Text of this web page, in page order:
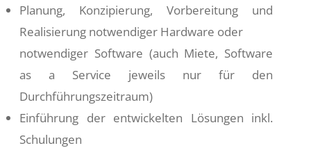
Planung, Konzipierung, Vorbereitung und
Realisierung notwendiger Hardware oder
notwendiger Software (auch Miete, Software
as a Service jeweils nur für den
Durchführungszeitraum)
Einführung der entwickelten Lösungen inkl.
Schulungen